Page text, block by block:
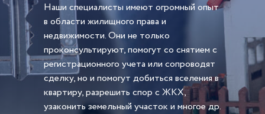
Наши специалисты имеют огромный опыт
в области жилищного права и
недвижимости. Они не только
проконсультируют, помогут со снятием с
регистрационного учета или сопроводят
сделку, но и помогут добиться вселения в
квартиру, разрешить спор с ЖКХ,
узаконить земельный участок и многое др.